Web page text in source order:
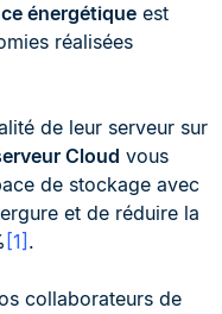
énergétique est
réalisées
de leur serveur sur
Cloud vous
de stockage avec
et de réduire la
[1] .
collaborateurs de